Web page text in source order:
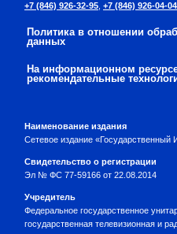
+7 (846) 926-32-95 +7 (846) 926-04-04
Политика в отношении
данных
На информационном
рекомендательные
Наименование издания
Сетевое издание «Государственный
Свидетельство о регистрации
Эл № ФС 77-59166 от 22.08.2014
Учредитель
Федеральное государственное
государственная телевизионная и